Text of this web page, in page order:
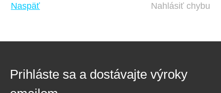
Naspäť Nahlásiť chybu
Prihláste sa a dostávajte výroky